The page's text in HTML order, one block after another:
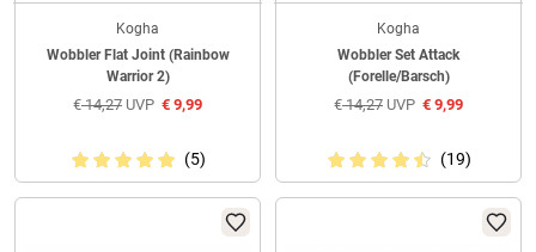
Kogha
Wobbler Flat Joint (Rainbow
Warrior 2)
€14,27 UVP € 9,99
(5)
Kogha
Wobbler Set Attack
(Forelle/Barsch)
€14,27 UVP € 9,99
(19)